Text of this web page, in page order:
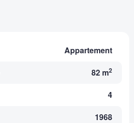
Appartement
82 m2
4
1968